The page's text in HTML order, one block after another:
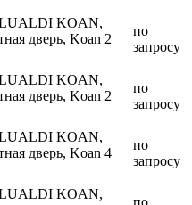
KOAN,
дверь, Koan 2
по
запросу
KOAN,
дверь, Koan 2
по
запросу
KOAN,
дверь, Koan 4
по
запросу
KOAN,